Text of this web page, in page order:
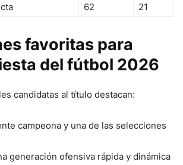
62 21
favoritas para
del fútbol 2026
candidatas al título destacan:
campeona y una de las selecciones
generación ofensiva rápida y dinámica